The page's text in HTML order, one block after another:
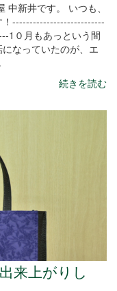
新井です。 いつも、
！---------------------------
０月もあっという間
なっていたのが、エ
続きを読む
来上がりし